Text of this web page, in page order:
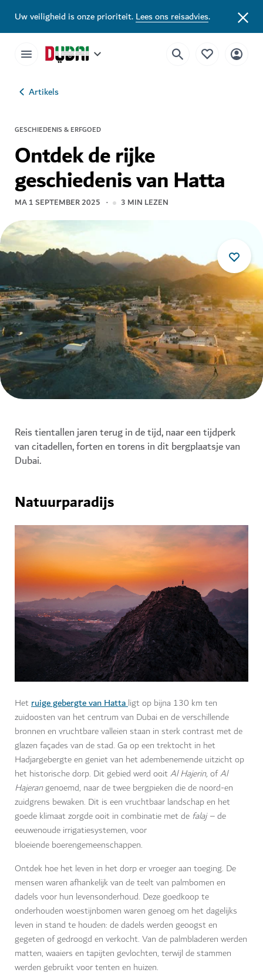
Uw veiligheid is onze prioriteit.Lees ons reisadvies.
Artikels
GESCHIEDENIS & ERFGOED
Ontdek de rijke
geschiedenis van Hatta
MA 1 SEPTEMBER 2025 3 MIN LEZEN
Reis tientallen jaren terug in de tijd, naar een tijdperk
van citadellen, forten en torens in dit bergplaatsje van
Dubai.
Natuurparadijs
Hetruige gebergte van Hattaligt op bijna 130 km ten
zuidoosten van het centrum van Dubai en de verschillende
bronnen en vruchtbare valleien staan in sterk contrast met de
glazen façades van de stad. Ga op een trektocht in het
Hadjargebergte en geniet van het adembenemende uitzicht op
het historische dorp. Dit gebied werd ooitAl Hajerin, ofAl
Hajerangenoemd, naar de twee bergpieken die de noord-en
zuidgrens bewaken. Dit is een vruchtbaar landschap en het
goede klimaat zorgde ooit in combinatie met de falaj –de
eeuwenoude irrigatiesystemen, voor
bloeiende boerengemeenschappen.
Ontdek hoe het leven in het dorp er vroeger aan toeging. De
mensen waren afhankelijk van de teelt van palmbomen en
dadels voor hun levensonderhoud. Deze goedkoop te
onderhouden woestijnbomen waren genoeg om het dagelijks
leven in stand te houden: de dadels werden geoogst en
gegeten of gedroogd en verkocht. Van de palmbladeren werden
matten, waaiers en tapijten gevlochten, terwijl de stammen
werden gebruikt voor tenten en huizen.